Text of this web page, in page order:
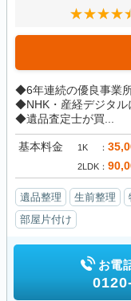
◆6年連続の優良事業
◆NHK・産経デジタル
◆遺品査定士が買...
基本料金 1K
2LDK
遺品整理 生前整理
部屋片付け
お電